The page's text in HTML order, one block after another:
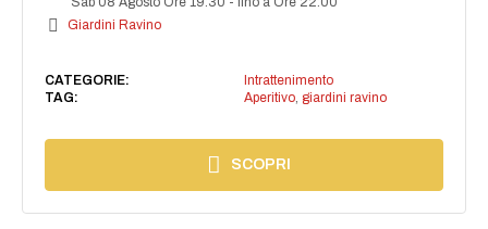
Giardini Ravino
CATEGORIE:
Intrattenimento
TAG:
Aperitivo, giardini ravino
SCOPRI